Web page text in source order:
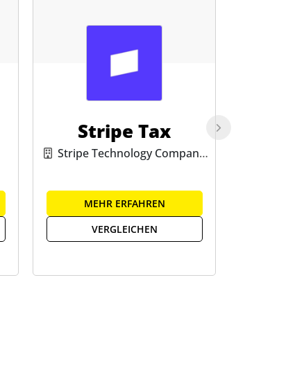
Stripe Tax
Stripe Technology Company
MEHR ERFAHREN
VERGLEICHEN